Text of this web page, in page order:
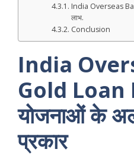
India Overseas
लाभ.
Conclusion
India
Gold Loan
योजनाओं के
प्रकार